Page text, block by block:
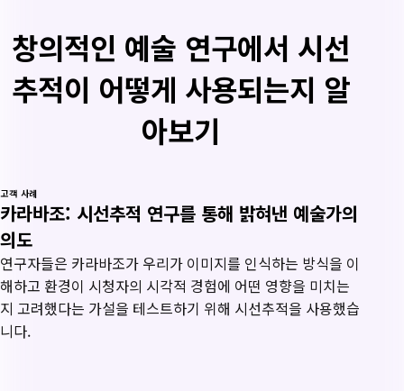
창의적인 예술 연구에서 시선
추적이 어떻게 사용되는지 알
아보기
고객 사례
카라바조: 시선추적 연구를 통해 밝혀낸 예술가의
의도
연구자들은 카라바조가 우리가 이미지를 인식하는 방식을 이
해하고 환경이 시청자의 시각적 경험에 어떤 영향을 미치는
지 고려했다는 가설을 테스트하기 위해 시선추적을 사용했습
니다.